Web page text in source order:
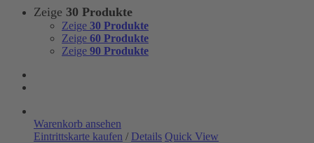
Zeige 30 Produkte
Zeige 30 Produkte
Zeige 60 Produkte
Zeige 90 Produkte
Warenkorb ansehen
Eintrittskarte kaufen / Details Quick View